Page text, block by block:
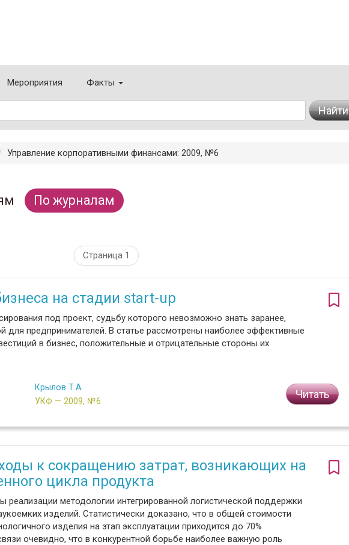
Мероприятия Факты
Найти
Управление корпоративными финансами: 2009, №6
По журналам
Страница 1
на стадии start-up
под проект, судьбу которого невозможно знать заранее,
для предпринимателей. В статье рассмотрены наиболее эффективные
в бизнес, положительные и отрицательные стороны их
Крылов Т.А.
УКФ — 2009, №6
Читать
к сокращению затрат, возникающих на
цикла продукта
реализации методологии интегрированной логистической поддержки
изделий. Статистически доказано, что в общей стоимости
изделия на этап эксплуатации приходится до 70%
очевидно, что в конкурентной борьбе наиболее важную роль